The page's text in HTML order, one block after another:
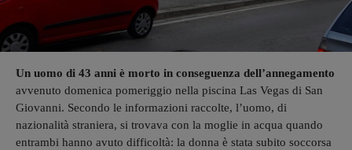
Un uomo di 43 anni è morto in conseguenza dell’annegamento
avvenuto domenica pomeriggio nella piscina Las Vegas di San
Giovanni. Secondo le informazioni raccolte, l’uomo, di
nazionalità straniera, si trovava con la moglie in acqua quando
entrambi hanno avuto difficoltà: la donna è stata subito soccorsa